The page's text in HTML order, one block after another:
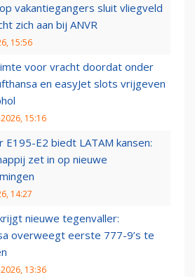
vakantiegangers sluit vliegveld
zich aan bij ANVR
15:56
voor vracht doordat onder
en easyJet slots vrijgeven
15:16
E195-E2 biedt LATAM kansen:
zet in op nieuwe
14:27
nieuwe tegenvaller:
overweegt eerste 777-9’s te
13:36